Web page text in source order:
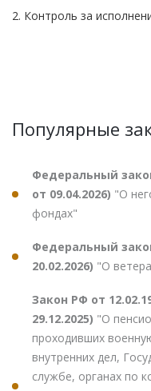
2. Контроль за
Популярные
Федеральный
от 09.04.2026) "О
фондах"
Федеральный
20.02.2026) "О
Закон РФ от
29.12.2025) "О
проходивших
внутренних дел,
службе, органах по